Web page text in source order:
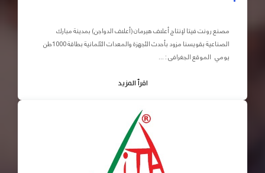
مصنع رونت فيتا لإنتاج أعلاف هيرمان (أعلاف الدواجن) بمدينة مبارك
الصناعية بقويسنا مزود بأحدث الأجهزة والمعدات الآلمانية بطاقة 1000طن
يومي الموقع الجغرافى : ...
اقرأ المزيد